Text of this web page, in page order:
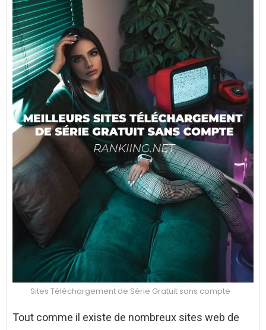
Sites Téléchargement de Série Gratuit sans compte
Tout comme il existe de nombreux sites web de